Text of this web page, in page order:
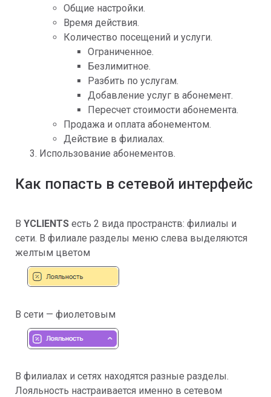
Общие настройки.
Время действия.
Количество посещений и услуги.
Ограниченное.
Безлимитное.
Разбить по услугам.
Добавление услуг в абонемент.
Пересчет стоимости абонемента.
Продажа и оплата абонементом.
Действие в филиалах.
Использование абонементов.
Как попасть в сетевой интерфейс
В YCLIENTS есть 2 вида пространств: филиалы и
сети. В филиале разделы меню слева выделяются
желтым цветом
В сети — фиолетовым
В филиалах и сетях находятся разные разделы.
Лояльность настраивается именно в сетевом